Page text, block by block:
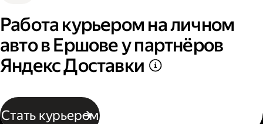
Работа курьером на личном
авто в Ершове у партнёров
Яндекс Доставки
Стать курьером